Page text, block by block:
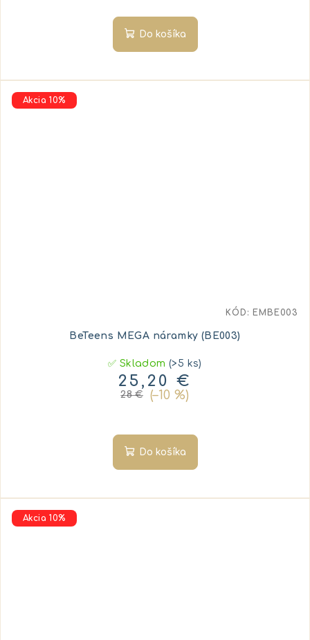
Do košíka
Akcia 10%
BeTeens MEGA náramky (BE003)
✅ Skladom(>5 ks)
25,20 €
28 € (–10 %)
Do košíka
KÓD: EMBE003
Akcia 10%